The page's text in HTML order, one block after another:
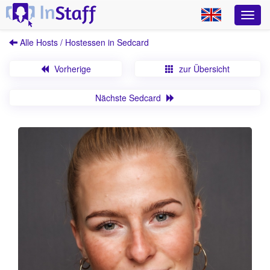
Alle Hosts / Hostessen in Sedcard
Vorherige zur Übersicht
Nächste Sedcard